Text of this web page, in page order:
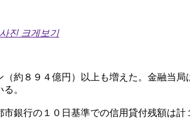
사진 크게보기
約８９４億円）以上も増えた。金融当
。
銀行の１０日基準での信用貸付残額は